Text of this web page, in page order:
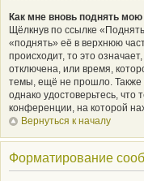
Как мне вновь поднять
Щёлкнув по ссылке
«поднять» её в верхнюю
происходит, то это
отключена, или время,
темы, ещё не прошло. Также
однако удостоверьтесь,
конференции, на которой
Вернуться к началу
Форматирование